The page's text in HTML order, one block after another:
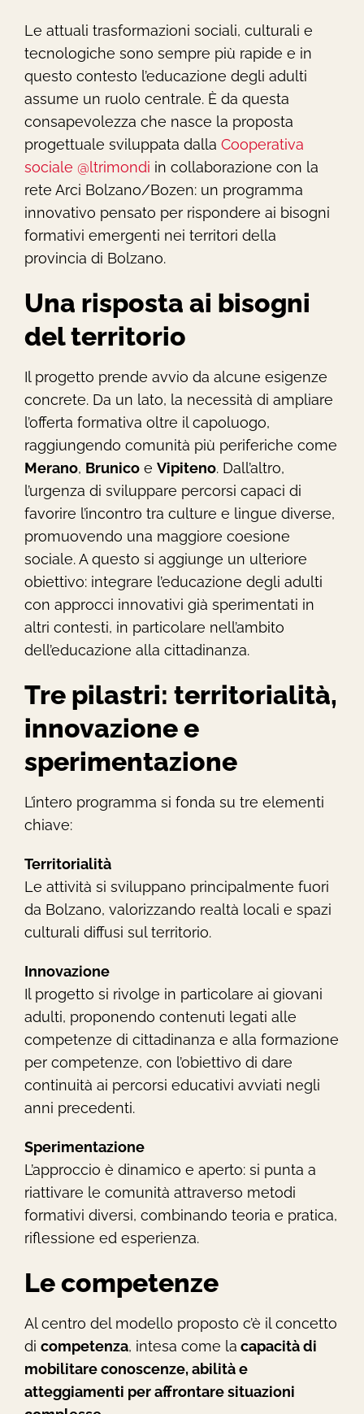
Le attuali trasformazioni sociali, culturali e
tecnologiche sono sempre più rapide e in
questo contesto l’educazione degli adulti
assume un ruolo centrale. È da questa
consapevolezza che nasce la proposta
progettuale sviluppata dalla Cooperativa
sociale @ltrimondi in collaborazione con la
rete Arci Bolzano/Bozen: un programma
innovativo pensato per rispondere ai bisogni
formativi emergenti nei territori della
provincia di Bolzano.
Una risposta ai bisogni
del territorio
Il progetto prende avvio da alcune esigenze
concrete. Da un lato, la necessità di ampliare
l’offerta formativa oltre il capoluogo,
raggiungendo comunità più periferiche come
Merano, Brunicoe Vipiteno. Dall’altro,
l’urgenza di sviluppare percorsi capaci di
favorire l’incontro tra culture e lingue diverse,
promuovendo una maggiore coesione
sociale. A questo si aggiunge un ulteriore
obiettivo: integrare l’educazione degli adulti
con approcci innovativi già sperimentati in
altri contesti, in particolare nell’ambito
dell’educazione alla cittadinanza.
Tre pilastri: territorialità,
innovazione e
sperimentazione
L’intero programma si fonda su tre elementi
chiave:
Territorialità
Le attività si sviluppano principalmente fuori
da Bolzano, valorizzando realtà locali e spazi
culturali diffusi sul territorio.
Innovazione
Il progetto si rivolge in particolare ai giovani
adulti, proponendo contenuti legati alle
competenze di cittadinanza e alla formazione
per competenze, con l’obiettivo di dare
continuità ai percorsi educativi avviati negli
anni precedenti.
Sperimentazione
L’approccio è dinamico e aperto: si punta a
riattivare le comunità attraverso metodi
formativi diversi, combinando teoria e pratica,
riflessione ed esperienza.
Le competenze
Al centro del modello proposto c’è il concetto
di competenza, intesa come la capacità di
mobilitare conoscenze, abilità e
atteggiamenti per affrontare situazioni